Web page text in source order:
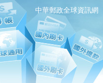
中華郵政全球資訊網
：115/08/07-115/10/01)
夏日BIG好刷(活動期間：115/08/06-